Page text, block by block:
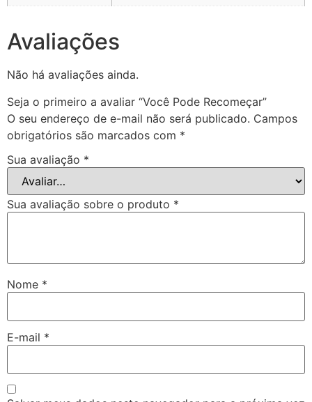
Avaliações
Não há avaliações ainda.
Seja o primeiro a avaliar “Você Pode Recomeçar”
O seu endereço de e-mail não será publicado. Campos
obrigatórios são marcados com *
Sua avaliação *
Sua avaliação sobre o produto *
Nome *
E-mail *